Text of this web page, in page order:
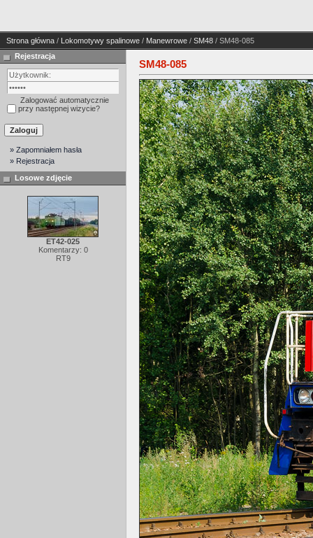
Strona główna / Lokomotywy spalinowe / Manewrowe / SM48 / SM48-085
Rejestracja
Zalogować automatycznie
przy następnej wizycie?
» Zapomniałem hasła
» Rejestracja
Losowe zdjęcie
ET42-025
Komentarzy: 0
RT9
SM48-085